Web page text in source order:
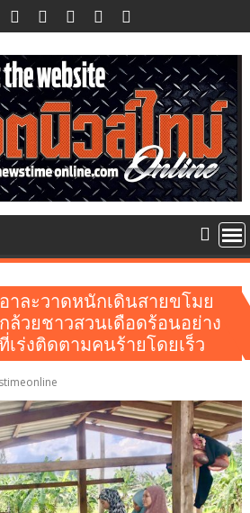
าละวาดหนักเดินสายขโมย
วยชาวสวนเดือดร้อนอย่าง
ร่งติดตามคนร้ายโดยเร็ว